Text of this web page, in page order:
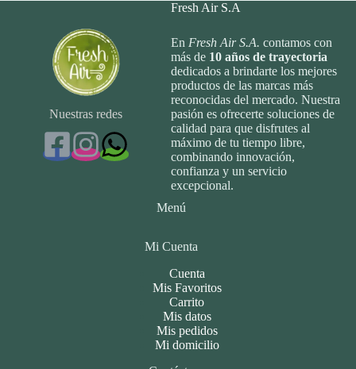
Nuestras redes
Fresh Air S.A
EnFresh Air S.A. contamos con
más de 10 años de trayectoria
dedicados a brindarte los mejores
productos de las marcas más
reconocidas del mercado. Nuestra
pasión es ofrecerte soluciones de
calidad para que disfrutes al
máximo de tu tiempo libre,
combinando innovación,
confianza y un servicio
excepcional.
Menú
Mi Cuenta
Cuenta
Mis Favoritos
Carrito
Mis datos
Mis pedidos
Mi domicilio